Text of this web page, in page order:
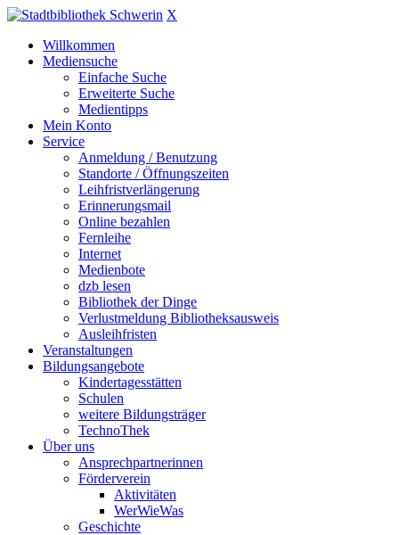
X
Willkommen
Mediensuche
Einfache Suche
Erweiterte Suche
Medientipps
Mein Konto
Service
Anmeldung / Benutzung
Standorte / Öffnungszeiten
Leihfristverlängerung
Erinnerungsmail
Online bezahlen
Fernleihe
Internet
Medienbote
dzb lesen
Bibliothek der Dinge
Verlustmeldung Bibliotheksausweis
Ausleihfristen
Veranstaltungen
Bildungsangebote
Kindertagesstätten
Schulen
weitere Bildungsträger
TechnoThek
Über uns
Ansprechpartnerinnen
Förderverein
Aktivitäten
WerWieWas
Geschichte